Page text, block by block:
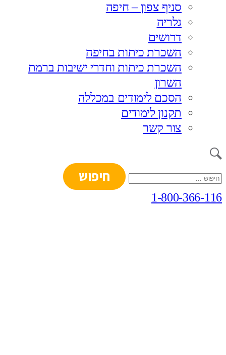
סניף צפון – חיפה
גלריה
דרושים
השכרת כיתות בחיפה
השכרת כיתות וחדרי ישיבות ברמת
השרון
הסכם לימודים במכללה
תקנון לימודים
צור קשר
חיפוש:
1-800-366-116